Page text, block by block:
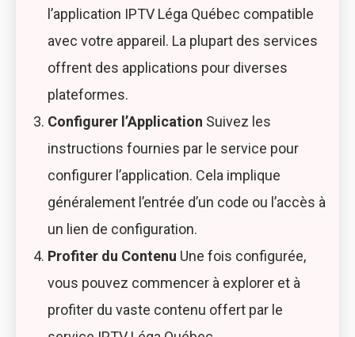
l’application IPTV Léga Québec compatible
avec votre appareil. La plupart des services
offrent des applications pour diverses
plateformes.
Configurer l’Application Suivez les
instructions fournies par le service pour
configurer l’application. Cela implique
généralement l’entrée d’un code ou l’accès à
un lien de configuration.
Profiter du Contenu Une fois configurée,
vous pouvez commencer à explorer et à
profiter du vaste contenu offert par le